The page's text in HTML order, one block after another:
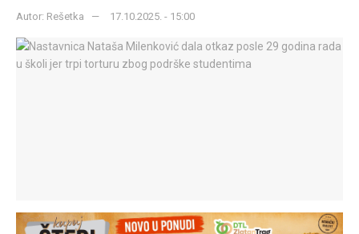
Autor: Rešetka 17.10.2025. - 15:00